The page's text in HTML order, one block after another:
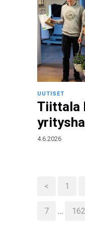
UUTISET
Tiittala
4.6.2026
< 1
7 … 162